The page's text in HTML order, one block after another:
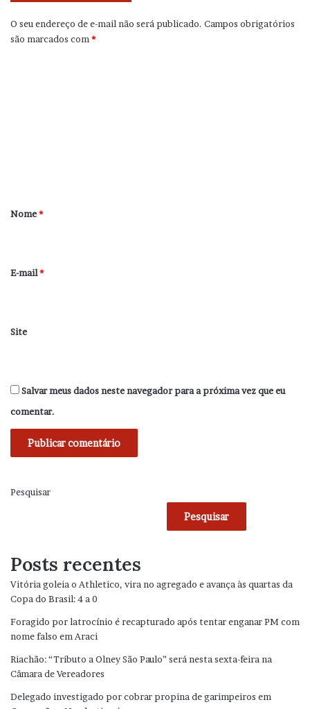
O seu endereço de e-mail não será publicado. Campos obrigatórios
são marcados com*
r
*
Nome*
E-mail*
Site
Salvar meus dados neste navegador para a próxima vez que eu
comentar.
Pesquisar
Pesquisar
Posts recentes
Vitória goleia o Athletico, vira no agregado e avança às quartas da
Copa do Brasil: 4 a 0
Foragido por latrocínio é recapturado após tentar enganar PM com
nome falso em Araci
Riachão: “Tributo a Olney São Paulo” será nesta sexta-feira na
Câmara de Vereadores
Delegado investigado por cobrar propina de garimpeiros em